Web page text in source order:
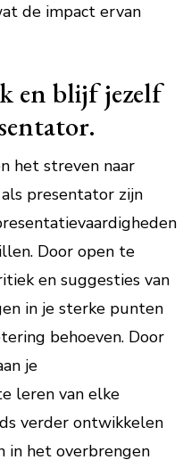
de impact ervan
en blijf jezelf
het streven naar
presentator zijn
Door open te
en suggesties van
in je sterke punten
behoeven. Door
je
leren van elke
verder ontwikkelen
in het overbrengen